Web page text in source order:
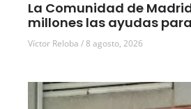
La Comunidad de
millones las ayudas
Víctor Reloba 8 agosto, 2026